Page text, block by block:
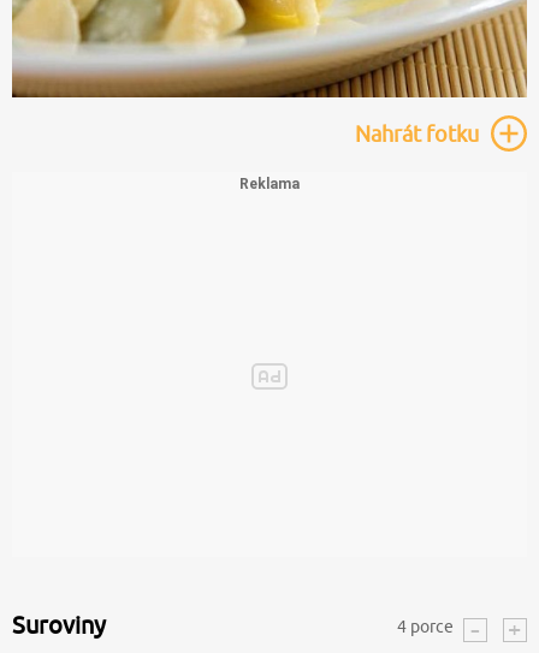
Nahrátfotku
Suroviny 4 porce